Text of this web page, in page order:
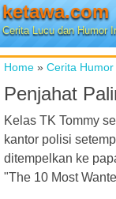
ketawa.com
Cerita Lucu dan Humor
Home » Cerita Humor
Penjahat
Kelas TK Tommy
kantor polisi
ditempelkan ke
"The 10 Most